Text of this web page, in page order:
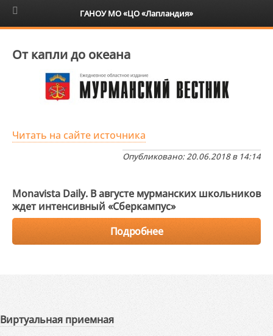
6+
От капли до океана
Читать на сайте источника
Опубликовано: 20.06.2018 в 14:14
Monavista Daily. В августе мурманских школьников
ждет интенсивный «Сберкампус»
Подробнее
Виртуальная приемная
ГАНОУ МО «ЦО «Лапландия»